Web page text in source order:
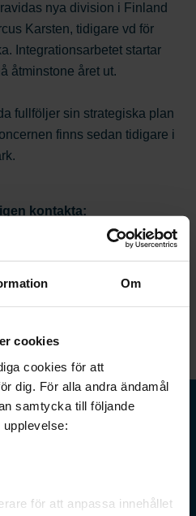
Om
cookies
cookies för att
dig. För alla andra ändamål
samtycka till följande
för att anpassa innehållet
nya division i Finland
Karsten, tidigare vd för
Integrationsarbetet startar
åtminstone året ut.
fullföljer sin strategiska plan
finns sedan tidigare i
kontakta:
Bravida, tfn: +46 8